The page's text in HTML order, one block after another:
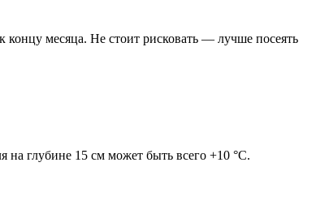
концу месяца. Не стоит рисковать — лучше посеять
на глубине 15 см может быть всего +10 °C.